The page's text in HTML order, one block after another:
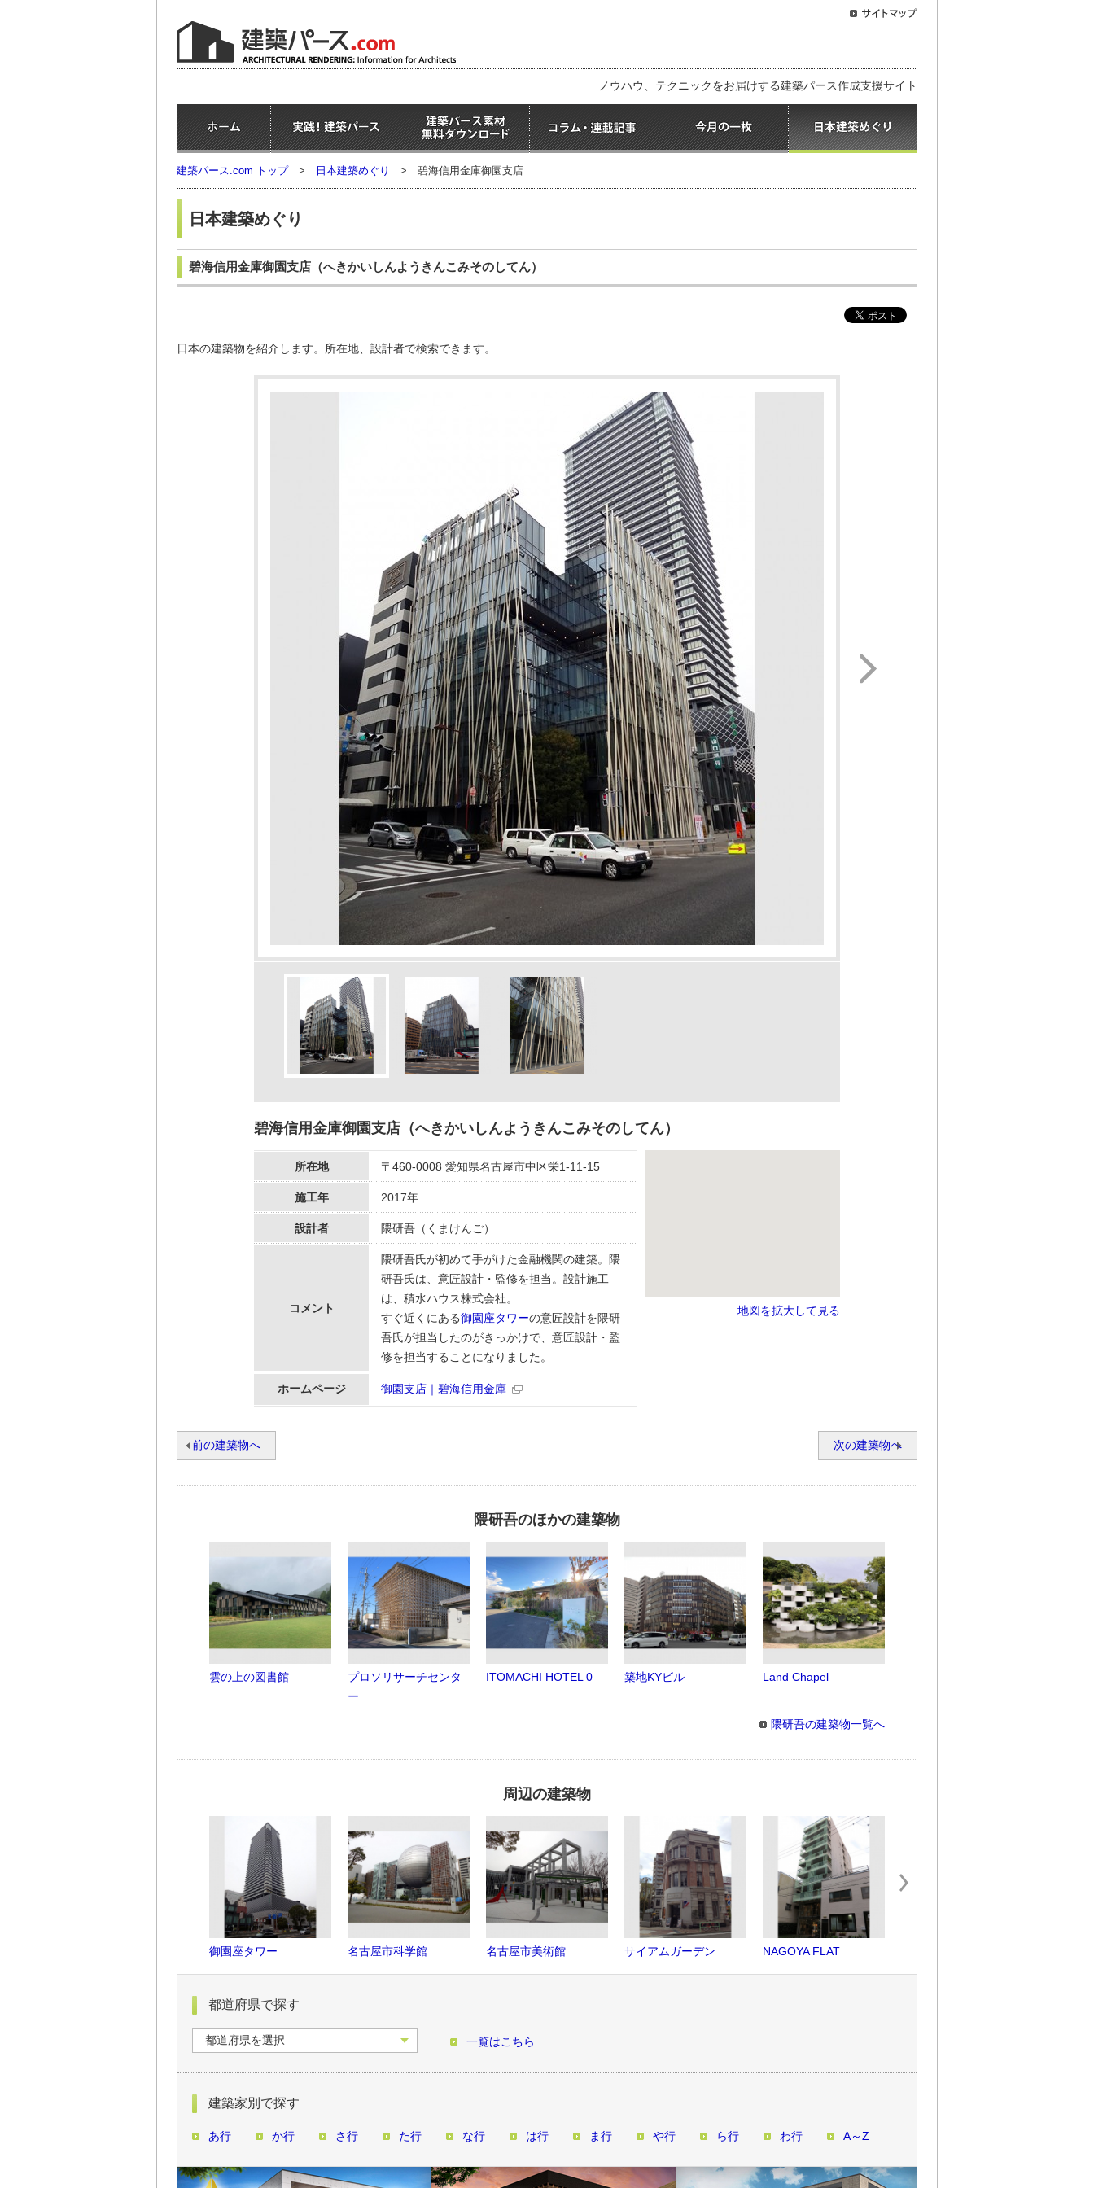
ノウハウ、テクニックをお届けする建築パース作成支援サイト
建築パース.com トップ > 日本建築めぐり > 碧海信用金庫御園支店
日本建築めぐり
碧海信用金庫御園支店 （へきかいしんようきんこみそのしてん）
日本の建築物を紹介します。所在地、設計者で検索できます。
碧海信用金庫御園支店（へきかいしんようきんこみそのしてん）
所在地 〒460-0008 愛知県名古屋市中区栄1-11-15
施工年 2017年
設計者 隈研吾（くまけんご）
コメント
隈研吾氏が初めて手がけた金融機関の建築。隈
研吾氏は、意匠設計・監修を担当。設計施工
は、積水ハウス株式会社。
すぐ近くにある御園座タワーの意匠設計を隈研
吾氏が担当したのがきっかけで、意匠設計・監
修を担当することになりました。
ホームページ 御園支店｜碧海信用金庫
地図を拡大して見る
前の建築物へ 次の建築物へ
隈研吾のほかの建築物
雲の上の図書館
プロソリサーチセンタ
ー
ITOMACHI HOTEL 0 築地KYビル Land Chapel
隈研吾の建築物一覧へ
周辺の建築物
御園座タワー 名古屋市科学館 名古屋市美術館 サイアムガーデン NAGOYA FLAT
都道府県で探す
一覧はこちら
建築家別で探す
あ行 か行 さ行 た行 な行 は行 ま行 や行 ら行 わ行 A～Z